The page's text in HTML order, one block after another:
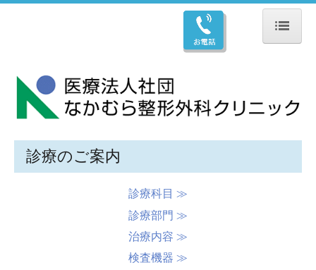
ごあいさつ
診療のご案内
オンライン受付
診療のご案内
診療科目 ≫
診療部門 ≫
治療内容 ≫
検査機器 ≫